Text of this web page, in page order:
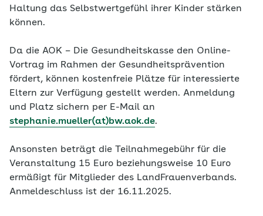
Haltung das Selbstwertgefühl ihrer Kinder stärken
können.
Da die AOK – Die Gesundheitskasse den Online-
Vortrag im Rahmen der Gesundheitsprävention
fördert, können kostenfreie Plätze für interessierte
Eltern zur Verfügung gestellt werden. Anmeldung
und Platz sichern per E-Mail an
stephanie.mueller(at)bw.aok.de.
Ansonsten beträgt die Teilnahmegebühr für die
Veranstaltung 15 Euro beziehungsweise 10 Euro
ermäßigt für Mitglieder des LandFrauenverbands.
Anmeldeschluss ist der 16.11.2025.